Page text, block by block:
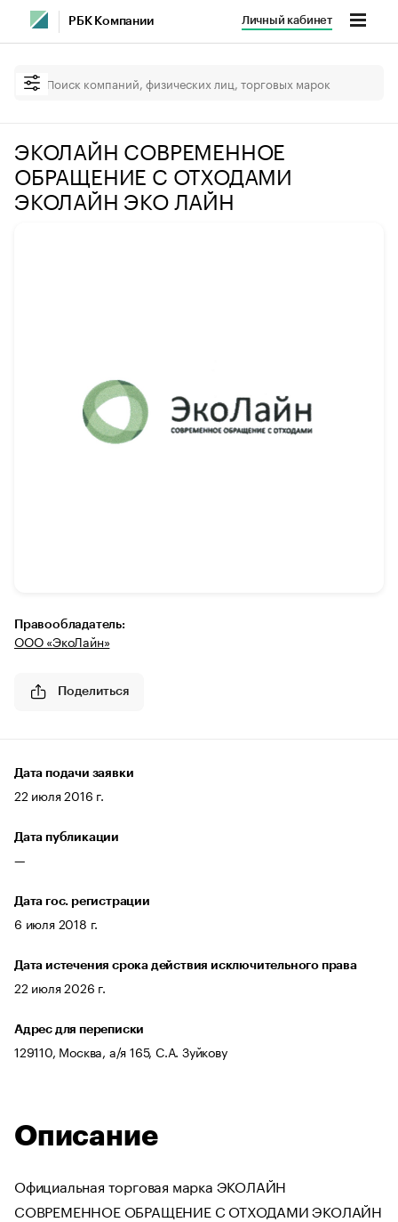
РБК Компании Личный кабинет
ЭКОЛАЙН СОВРЕМЕННОЕ
ОБРАЩЕНИЕ С ОТХОДАМИ
ЭКОЛАЙН ЭКО ЛАЙН
Правообладатель:
ООО «ЭкоЛайн»
Поделиться
Дата подачи заявки
22 июля 2016 г.
Дата публикации
—
Дата гос. регистрации
6 июля 2018 г.
Дата истечения срока действия исключительного права
22 июля 2026 г.
Адрес для переписки
129110, Москва, а/я 165, С.А. Зуйкову
Описание
Официальная торговая марка ЭКОЛАЙН
СОВРЕМЕННОЕ ОБРАЩЕНИЕ С ОТХОДАМИ ЭКОЛАЙН